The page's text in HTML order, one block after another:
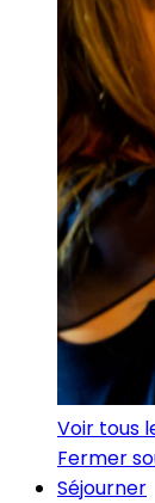
Voir tous
Fermer
Séjourner